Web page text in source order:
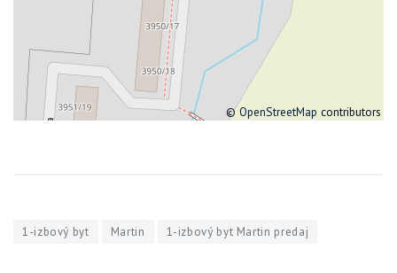
©OpenStreetMap contributors
1-izbový byt Martin 1-izbový byt Martin predaj